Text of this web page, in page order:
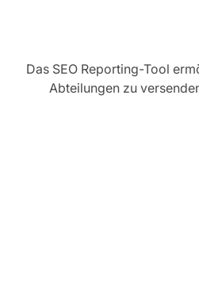
Das SEO Reporting-Tool
Abteilungen zu